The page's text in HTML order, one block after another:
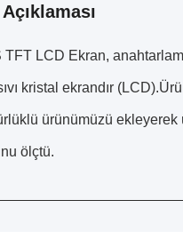
TFT LCD Ekran,
kristal ekrandır
ürünümüzü ekleyerek
ölçtü.